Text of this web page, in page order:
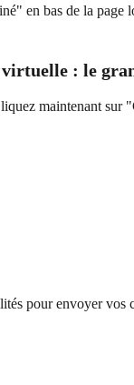
en bas de la page
: le
maintenant sur
pour envoyer vos